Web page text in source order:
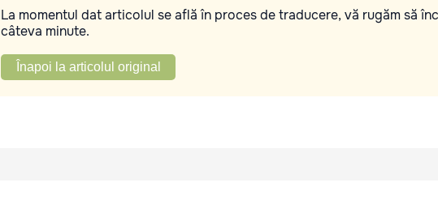
La momentul dat articolul se află în proces de traducere, vă rugăm să
câteva minute.
Înapoi la articolul original